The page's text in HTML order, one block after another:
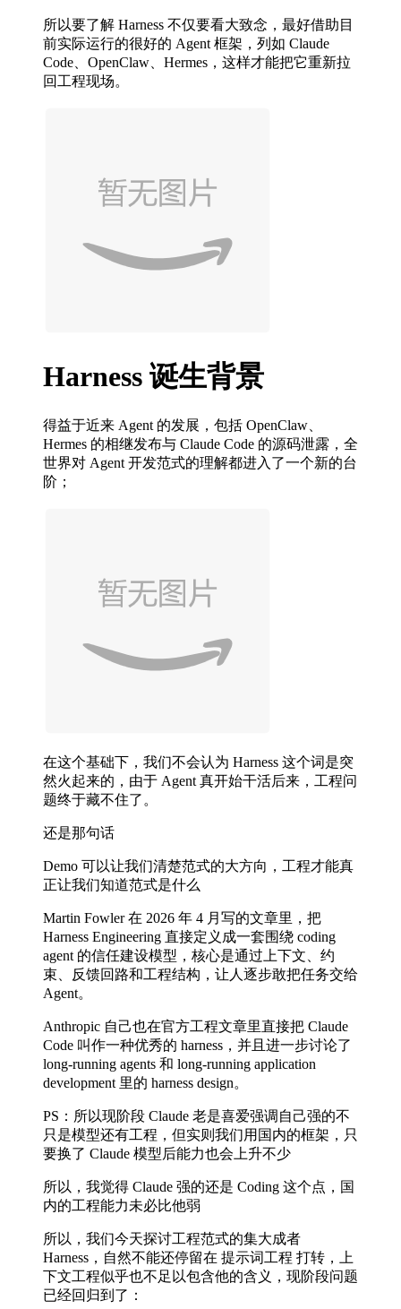
所以要了解 Harness 不仅要看大致念，最好借助目
前实际运行的很好的 Agent 框架，列如 Claude
Code、OpenClaw、Hermes，这样才能把它重新拉
回工程现场。
Harness 诞生背景
得益于近来 Agent 的发展，包括 OpenClaw、
Hermes 的相继发布与 Claude Code 的源码泄露，全
世界对 Agent 开发范式的理解都进入了一个新的台
阶；
在这个基础下，我们不会认为 Harness 这个词是突
然火起来的，由于 Agent 真开始干活后来，工程问
题终于藏不住了。
还是那句话
Demo 可以让我们清楚范式的大方向，工程才能真
正让我们知道范式是什么
Martin Fowler 在 2026 年 4 月写的文章里，把
Harness Engineering 直接定义成一套围绕 coding
agent 的信任建设模型，核心是通过上下文、约
束、反馈回路和工程结构，让人逐步敢把任务交给
Agent。
Anthropic 自己也在官方工程文章里直接把 Claude
Code 叫作一种优秀的 harness，并且进一步讨论了
long-running agents 和 long-running application
development 里的 harness design。
PS：所以现阶段 Claude 老是喜爱强调自己强的不
只是模型还有工程，但实则我们用国内的框架，只
要换了 Claude 模型后能力也会上升不少
所以，我觉得 Claude 强的还是 Coding 这个点，国
内的工程能力未必比他弱
所以，我们今天探讨工程范式的集大成者
Harness，自然不能还停留在 提示词工程 打转，上
下文工程似乎也不足以包含他的含义，现阶段问题
已经回归到了：